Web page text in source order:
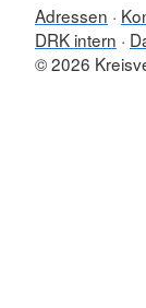
Adressen
DRK intern
© 2026